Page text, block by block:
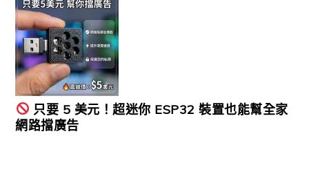
只要 5 美元！超迷你 ESP32 裝置也能幫全家
網路擋廣告